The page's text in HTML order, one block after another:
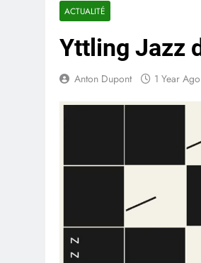
ACTUALITÉ
Yttling Jazz
Anton Dupont 1 Year Ago